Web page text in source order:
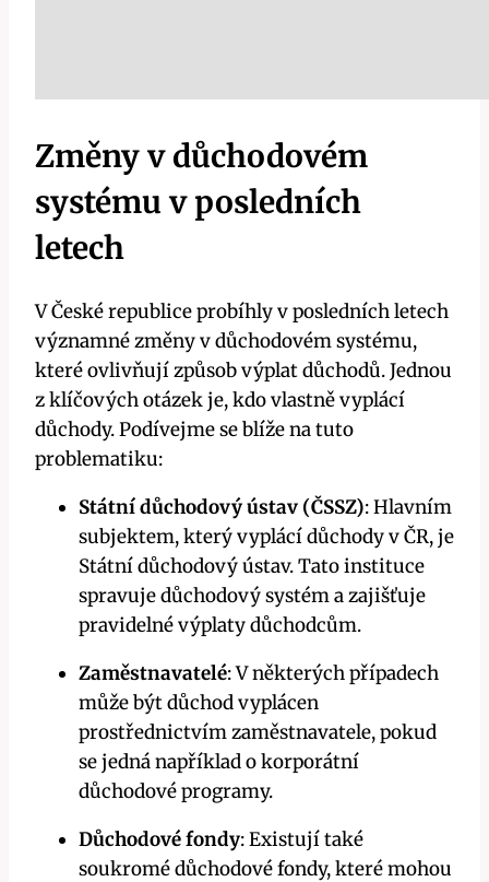
Změny v důchodovém
systému v posledních
letech
V České republice probíhly v posledních letech
významné změny v důchodovém systému,
které ovlivňují způsob výplat důchodů. Jednou
z klíčových otázek je, kdo vlastně vyplácí
důchody. Podívejme se blíže na tuto
problematiku:
Státní důchodový ústav (ČSSZ): Hlavním
subjektem, který vyplácí důchody v ČR, je
Státní důchodový ústav. Tato instituce
spravuje důchodový systém a zajišťuje
pravidelné výplaty důchodcům.
Zaměstnavatelé: V některých případech
může být důchod vyplácen
prostřednictvím zaměstnavatele, pokud
se jedná například o korporátní
důchodové programy.
Důchodové fondy: Existují také
soukromé důchodové fondy, které mohou